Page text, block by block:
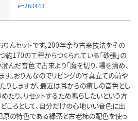
e=263443
んセットです。200年余り古来技法をその
約170の工程からつくられている「砂張」の
んだ音色で古来より「魔を切り、場を清め、
。おりんなのでリビングの写真立ての前や
りしますが、最近は耳からの癒しの音色とし
たり、リセットするため鳴らしたいという方
ころとして、自分だけの心地いい音色に出
原の特色である緑茶と古老柿の配色を使っ